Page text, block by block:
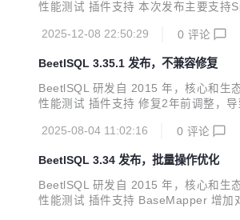
性能测试 插件支持 本次发布主要支
2025-12-08 22:50:29
0 评论
BeetlSQL 3.35.1 发布，不兼容修复
BeetlSQL 研发自 2015 年，核心和生
性能测试 插件支持 修复2年前调整，
2025-08-04 11:02:16
0 评论
BeetlSQL 3.34 发布，批量操作优化
BeetlSQL 研发自 2015 年，核心和生
性能测试 插件支持 BaseMapper 增加